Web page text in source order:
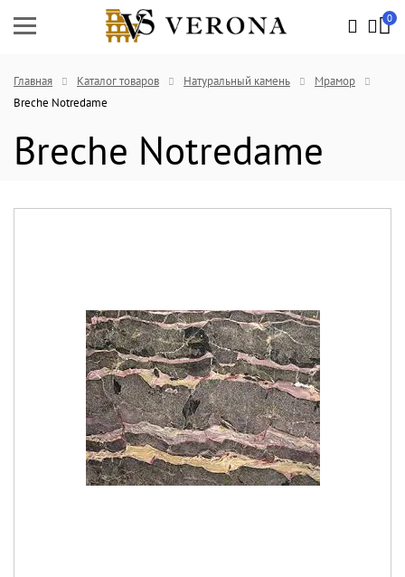
0
Главная Каталог товаров Натуральный камень
Мрамор
Breche Notredame
Breche Notredame